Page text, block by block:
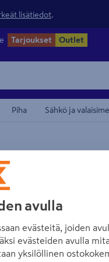
lisätiedot
Tarjoukset Outlet
Piha Sähkö ja
R-kannatin
5kpl
Tuotenumero: 500490782
avulla
evästeitä, joiden
evästeiden avulla
yksilöllinen